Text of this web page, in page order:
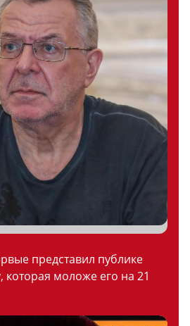
представил публике
которая моложе его на 21